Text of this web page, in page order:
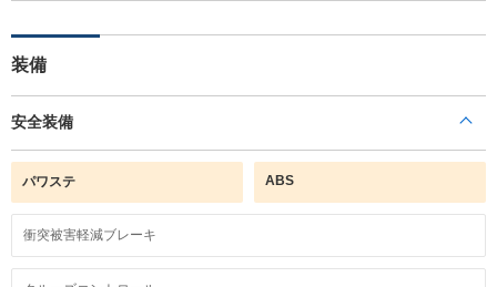
装備
安全装備
パワステ ABS
衝突被害軽減ブレーキ